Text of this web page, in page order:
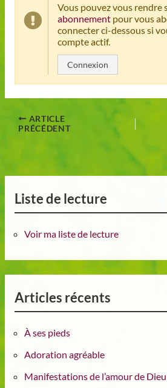
Vous pouvez vous rendre
abonnementpour vous
connecter ci-dessous si
compte actif.
Connexion
ARTICLE
PRÉCÉDENT
Liste de lecture
Voir ma liste de lecture
Articles récents
À ses pieds
Adoration agréable
Manifestations de l’amour de Dieu